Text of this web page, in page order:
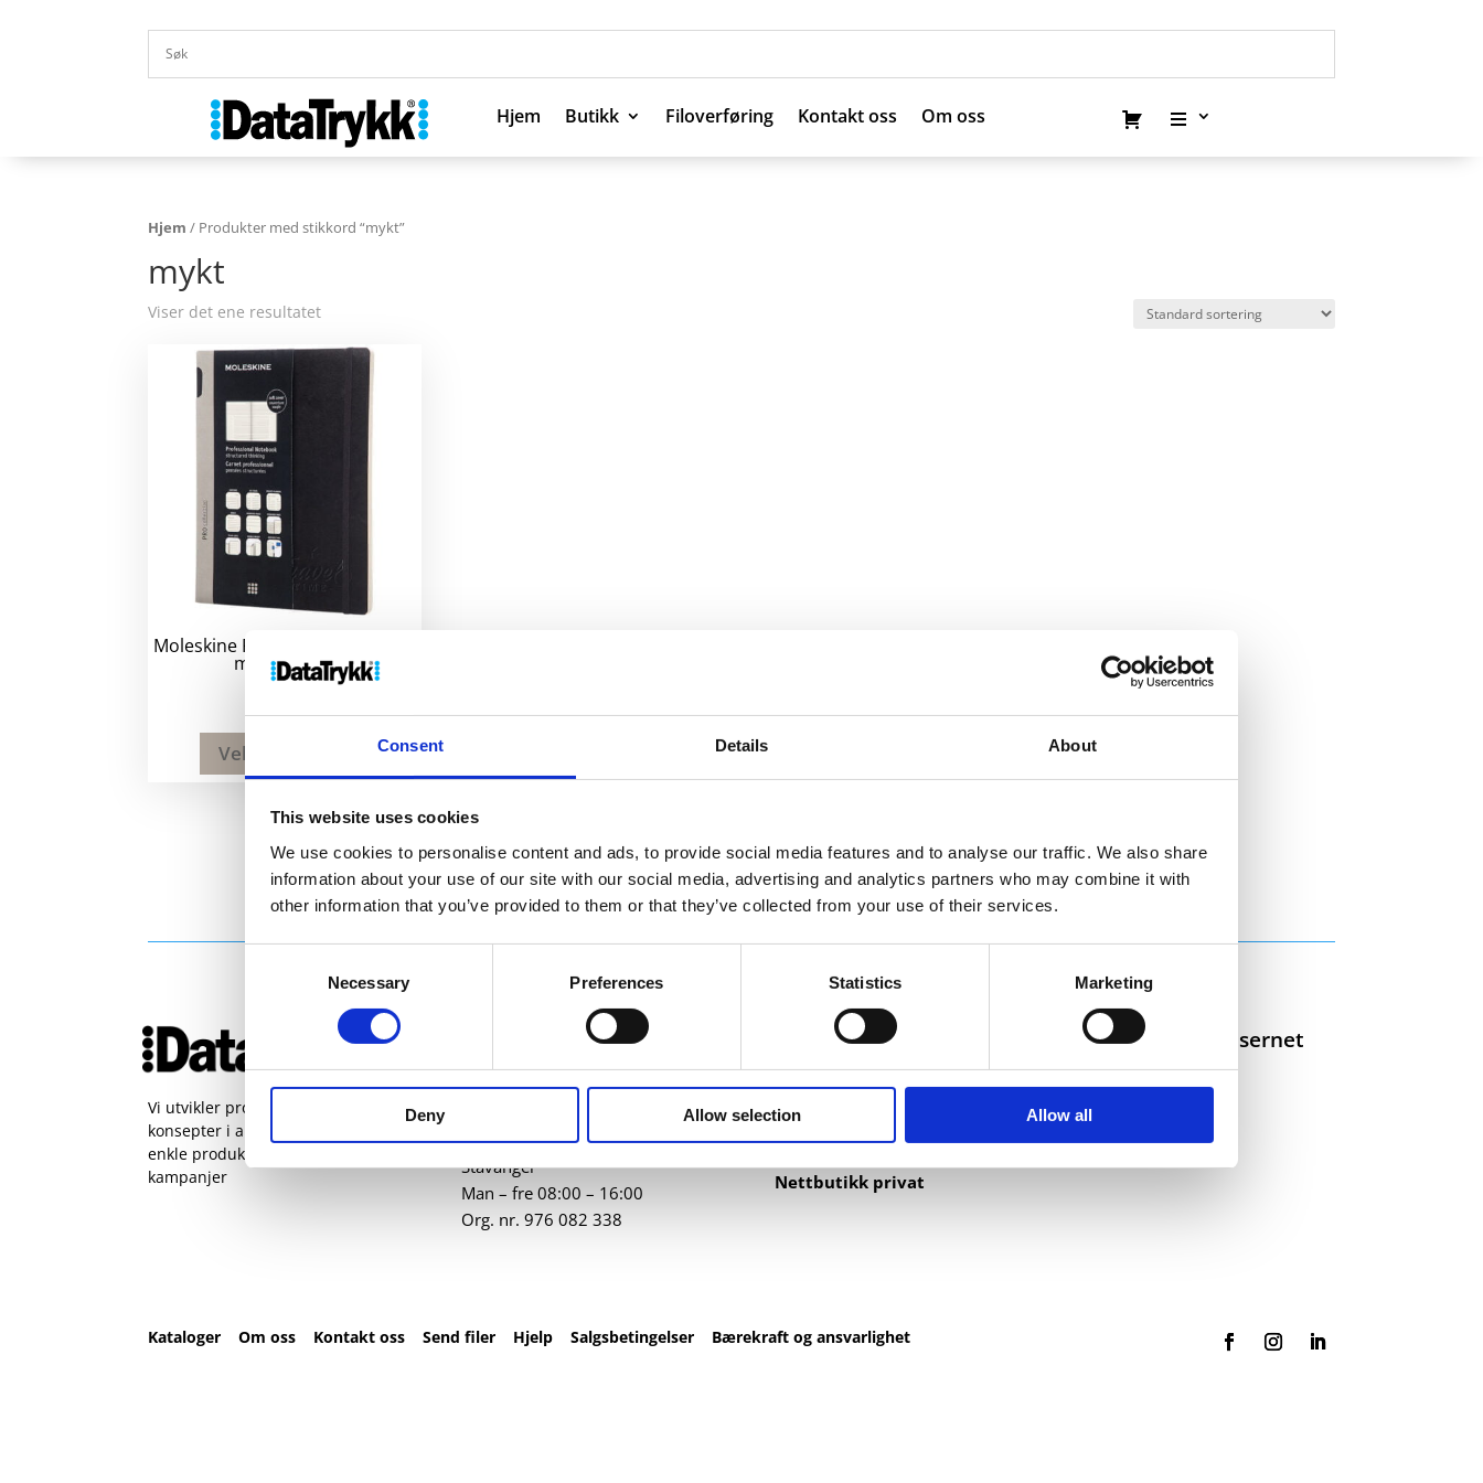
Consent Details About
This website uses cookies
We use cookies to personalise content and ads, to provide social media features and to analyse our traffic. We also share
information about your use of our site with our social media, advertising and analytics partners who may combine it with
other information that you’ve provided to them or that they’ve collected from your use of their services.
Necessary Preferences Statistics Marketing
Deny Allow selection Allow all
Hjem Butikk Filoverføring Kontakt oss Om oss
Hjem Butikk Filoverføring Kontakt oss Om oss
Hjem / Produkter med stikkord “mykt”
mykt
Viser det ene resultatet
Moleskine Pro notatbok XL med
myktomslag
Velg alternativ
Vi utvikler produkter og
konsepter i alle kanaler – Alt fra
enkle produkter til sammensatte
kampanjer
51 82 67 00
post@datatrykk.no
Kvalebergveien 21, 4016
Stavanger
Man – fre 08:00 – 16:00
Org. nr. 976 082 338
Nettbutikk
Profilartikler
Trykksaker
Nettbutikk privat
Selskaper i konsernet
Kataloger Om oss Kontakt oss Send filer HjelpSalgsbetingelser Bærekraft og ansvarlighet